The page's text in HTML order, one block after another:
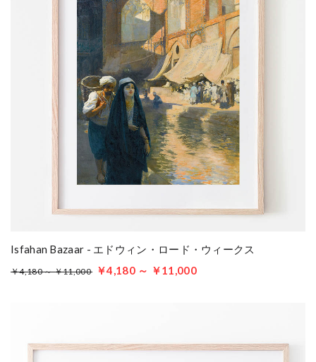
Isfahan Bazaar - エドウィン・ロード・ウィークス
￥4,180 ～ ￥11,000 ￥4,180 ～ ￥11,000